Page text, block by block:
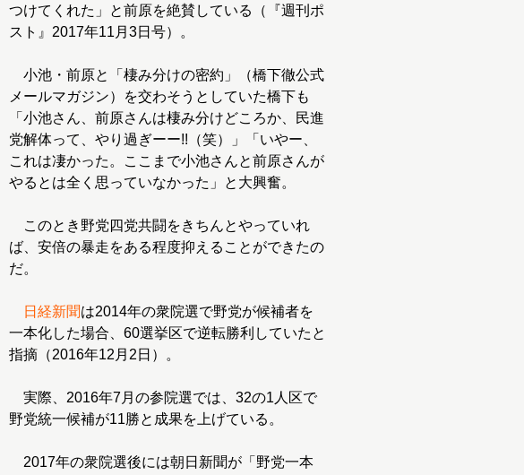
つけてくれた」と前原を絶賛している（『週刊ポ
スト』2017年11月3日号）。
小池・前原と「棲み分けの密約」（橋下徹公式
メールマガジン）を交わそうとしていた橋下も
「小池さん、前原さんは棲み分けどころか、民進
党解体って、やり過ぎーー!!（笑）」「いやー、
これは凄かった。ここまで小池さんと前原さんが
やるとは全く思っていなかった」と大興奮。
このとき野党四党共闘をきちんとやっていれ
ば、安倍の暴走をある程度抑えることができたの
だ。
日経新聞は2014年の衆院選で野党が候補者を
一本化した場合、60選挙区で逆転勝利していたと
指摘（2016年12月2日）。
実際、2016年7月の参院選では、32の1人区で
野党統一候補が11勝と成果を上げている。
2017年の衆院選後には朝日新聞が「野党一本